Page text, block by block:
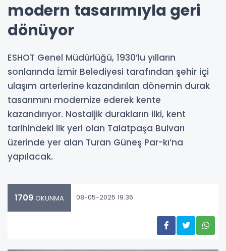
modern tasarımıyla geri
dönüyor
ESHOT Genel Müdürlüğü, 1930’lu yılların
sonlarında İzmir Belediyesi tarafından şehir içi
ulaşım arterlerine kazandırılan dönemin durak
tasarımını modernize ederek kente
kazandırıyor. Nostaljik durakların ilki, kent
tarihindeki ilk yeri olan Talatpaşa Bulvarı
üzerinde yer alan Turan Güneş Par-kı’na
yapılacak.
1709 OKUNMA 08-05-2025 19:36